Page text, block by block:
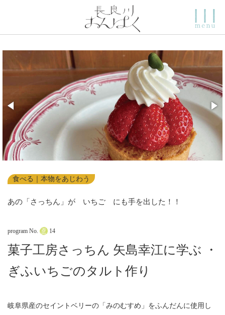
食べる｜本物をあじわう
あの「さっちん」が いちご にも手を出した！！
program No. 14
菓子工房さっちん 矢島幸江に学ぶ ・
ぎふいちごのタルト作り
岐阜県産のセイントベリーの「みのむすめ」をふんだんに使用し